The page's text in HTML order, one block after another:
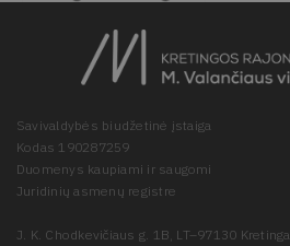
Savivaldybės biudžetinė įstaiga
Kodas 190287259
Duomenys kaupiami ir saugomi
Juridinių asmenų registre
J. K. Chodkevičiaus g. 1B, LT–97130 Kretinga